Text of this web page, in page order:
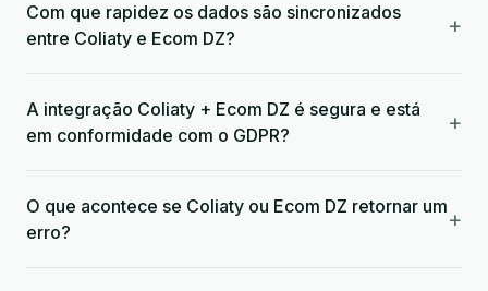
Com que rapidez os dados são sincronizados
entre Coliaty e Ecom DZ?
+
A integração Coliaty + Ecom DZ é segura e está
em conformidade com o GDPR?
+
O que acontece se Coliaty ou Ecom DZ retornar um
erro?
+